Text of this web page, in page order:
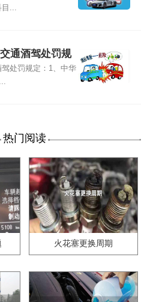
目...
通酒驾处罚规
处罚规定：1、中华
热门阅读
火花塞更换周期